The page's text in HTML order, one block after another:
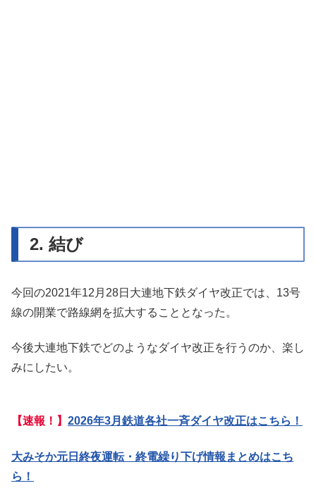
2. 結び
今回の2021年12月28日大連地下鉄ダイヤ改正では、13号
線の開業で路線網を拡大することとなった。
今後大連地下鉄でどのようなダイヤ改正を行うのか、楽し
みにしたい。
【速報！】 2026年3月鉄道各社一斉ダイヤ改正はこちら！
大みそか元日終夜運転・終電繰り下げ情報まとめはこち
ら！